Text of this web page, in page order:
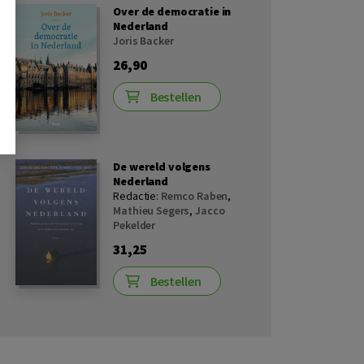
Over de democratie in
Nederland
Joris Backer
26,90
Bestellen
De wereld volgens
Nederland
Redactie: Remco Raben,
Mathieu Segers,Jacco
Pekelder
31,25
Bestellen